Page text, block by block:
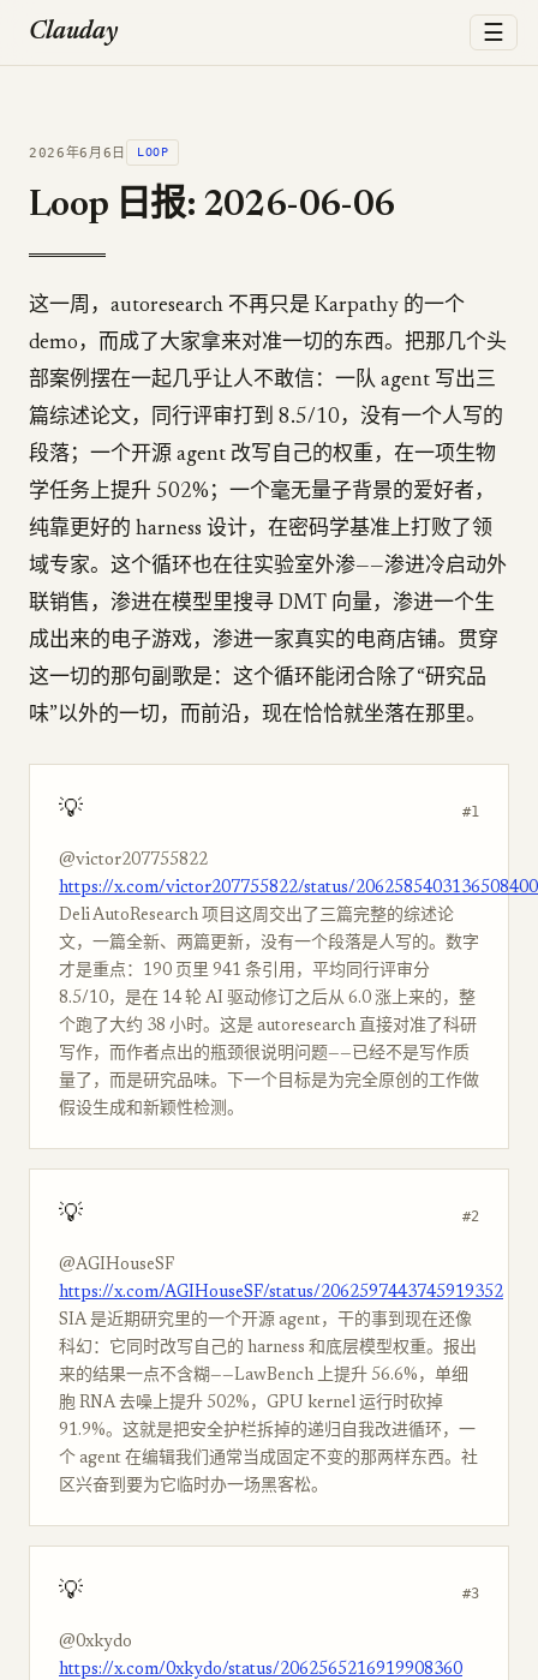
Clauday ☰
2026年6月6日 LOOP
Loop 日报: 2026-06-06
这一周，autoresearch 不再只是 Karpathy 的一个
demo，而成了大家拿来对准一切的东西。把那几个头
部案例摆在一起几乎让人不敢信：一队 agent 写出三
篇综述论文，同行评审打到 8.5/10，没有一个人写的
段落；一个开源 agent 改写自己的权重，在一项生物
学任务上提升 502%；一个毫无量子背景的爱好者，
纯靠更好的 harness 设计，在密码学基准上打败了领
域专家。这个循环也在往实验室外渗——渗进冷启动外
联销售，渗进在模型里搜寻 DMT 向量，渗进一个生
成出来的电子游戏，渗进一家真实的电商店铺。贯穿
这一切的那句副歌是：这个循环能闭合除了“研究品
味”以外的一切，而前沿，现在恰恰就坐落在那里。
💡 #1
@victor207755822
https://x.com/victor207755822/status/2062585403136508400
Deli AutoResearch 项目这周交出了三篇完整的综述论
文，一篇全新、两篇更新，没有一个段落是人写的。数字
才是重点：190 页里 941 条引用，平均同行评审分
8.5/10，是在 14 轮 AI 驱动修订之后从 6.0 涨上来的，整
个跑了大约 38 小时。这是 autoresearch 直接对准了科研
写作，而作者点出的瓶颈很说明问题——已经不是写作质
量了，而是研究品味。下一个目标是为完全原创的工作做
假设生成和新颖性检测。
💡 #2
@AGIHouseSF
https://x.com/AGIHouseSF/status/2062597443745919352
SIA 是近期研究里的一个开源 agent，干的事到现在还像
科幻：它同时改写自己的 harness 和底层模型权重。报出
来的结果一点不含糊——LawBench 上提升 56.6%，单细
胞 RNA 去噪上提升 502%，GPU kernel 运行时砍掉
91.9%。这就是把安全护栏拆掉的递归自我改进循环，一
个 agent 在编辑我们通常当成固定不变的那两样东西。社
区兴奋到要为它临时办一场黑客松。
💡 #3
@0xkydo
https://x.com/0xkydo/status/2062565216919908360